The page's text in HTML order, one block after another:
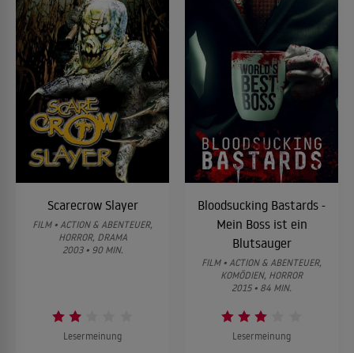
Scarecrow Slayer
FILM • ACTION & ABENTEUER,
HORROR, DRAMA
2003 • 90 MIN.
Lesermeinung
Bloodsucking Bastards -
Mein Boss ist ein
Blutsauger
FILM • ACTION & ABENTEUER,
KOMÖDIEN, HORROR
2015 • 84 MIN.
Lesermeinung